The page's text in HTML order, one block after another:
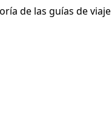
de las guías de